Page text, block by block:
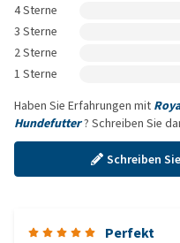
4 Sterne
3 Sterne
2 Sterne
1 Sterne
Haben Sie Erfahrungen mit
Hundefutter? Schreiben Sie
Schreiben
Perfekt